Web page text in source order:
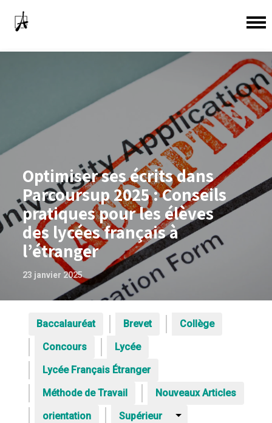
Optimiser ses écrits dans
Parcoursup 2025 : Conseils
pratiques pour les élèves
des lycées français à
l’étranger
23 janvier 2025
Baccalauréat Brevet
Collège
Concours
Lycée
Lycée Français Étranger
Méthode de Travail
Nouveaux Articles
orientation
Supérieur